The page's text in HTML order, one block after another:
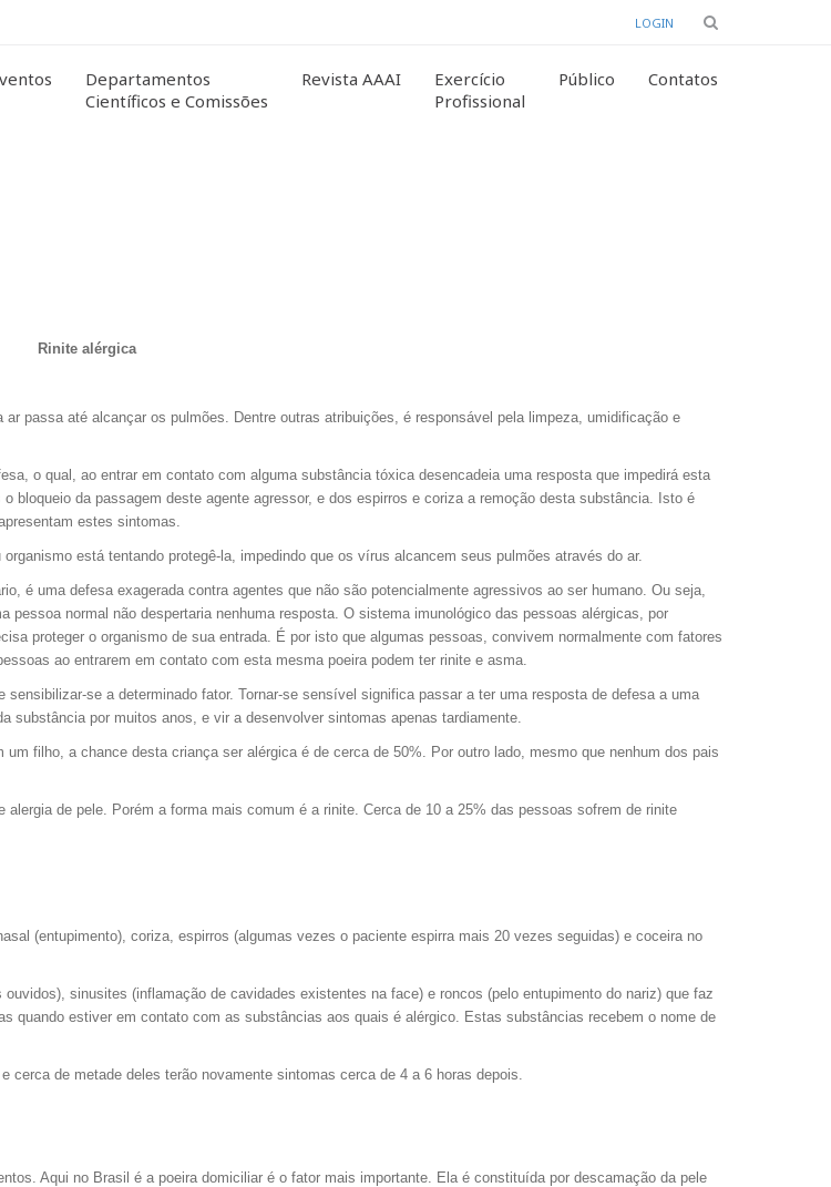
LOGIN
Departamentos
Científicos e Comissões
Revista AAAI
Exercício
Profissional
Público Contatos
Rinite alérgica
passa até alcançar os pulmões. Dentre outras atribuições, é responsável pela limpeza, umidificação e
o qual, ao entrar em contato com alguma substância tóxica desencadeia uma resposta que impedirá esta
bloqueio da passagem deste agente agressor, e dos espirros e coriza a remoção desta substância. Isto é
estes sintomas.
está tentando protegê-la, impedindo que os vírus alcancem seus pulmões através do ar.
é uma defesa exagerada contra agentes que não são potencialmente agressivos ao ser humano. Ou seja,
pessoa normal não despertaria nenhuma resposta. O sistema imunológico das pessoas alérgicas, por
proteger o organismo de sua entrada. É por isto que algumas pessoas, convivem normalmente com fatores
ao entrarem em contato com esta mesma poeira podem ter rinite e asma.
se a determinado fator. Tornar-se sensível significa passar a ter uma resposta de defesa a uma
substância por muitos anos, e vir a desenvolver sintomas apenas tardiamente.
filho, a chance desta criança ser alérgica é de cerca de 50%. Por outro lado, mesmo que nenhum dos pais
de pele. Porém a forma mais comum é a rinite. Cerca de 10 a 25% das pessoas sofrem de rinite
(entupimento), coriza, espirros (algumas vezes o paciente espirra mais 20 vezes seguidas) e coceira no
sinusites (inflamação de cavidades existentes na face) e roncos (pelo entupimento do nariz) que faz
quando estiver em contato com as substâncias aos quais é alérgico. Estas substâncias recebem o nome de
de metade deles terão novamente sintomas cerca de 4 a 6 horas depois.
Aqui no Brasil é a poeira domiciliar é o fator mais importante. Ela é constituída por descamação da pele